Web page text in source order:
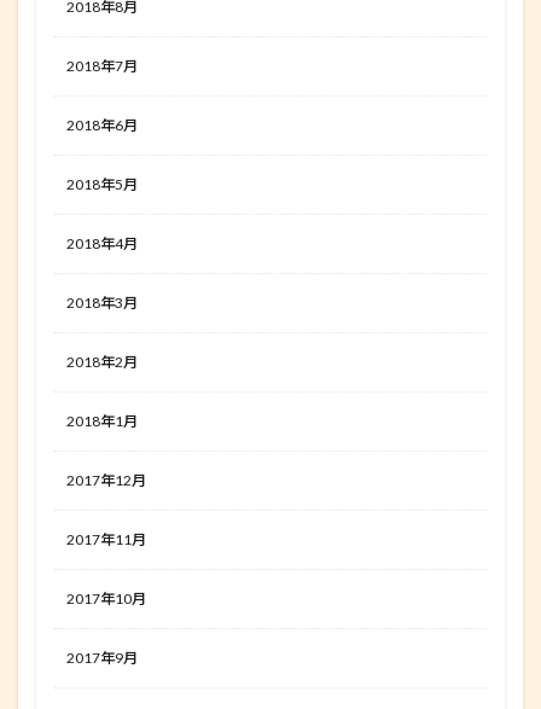
2018年8月
2018年7月
2018年6月
2018年5月
2018年4月
2018年3月
2018年2月
2018年1月
2017年12月
2017年11月
2017年10月
2017年9月